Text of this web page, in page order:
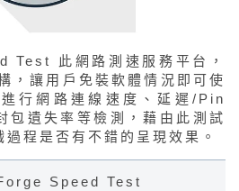
Test 此網路測速服務平台，
，讓用戶免裝軟體情況即可使
行網路連線速度、延遲/Pin
包遺失率等檢測，藉由此測試
程是否有不錯的呈現效果。
Speed Test